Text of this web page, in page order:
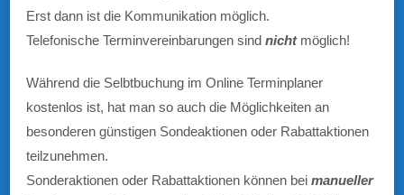
Erst dann ist die Kommunikation möglich.
Telefonische Terminvereinbarungen sind nicht möglich!
Während die Selbtbuchung im Online Terminplaner
kostenlos ist, hat man so auch die Möglichkeiten an
besonderen günstigen Sondeaktionen oder Rabattaktionen
teilzunehmen.
Sonderaktionen oder Rabattaktionen können bei manueller